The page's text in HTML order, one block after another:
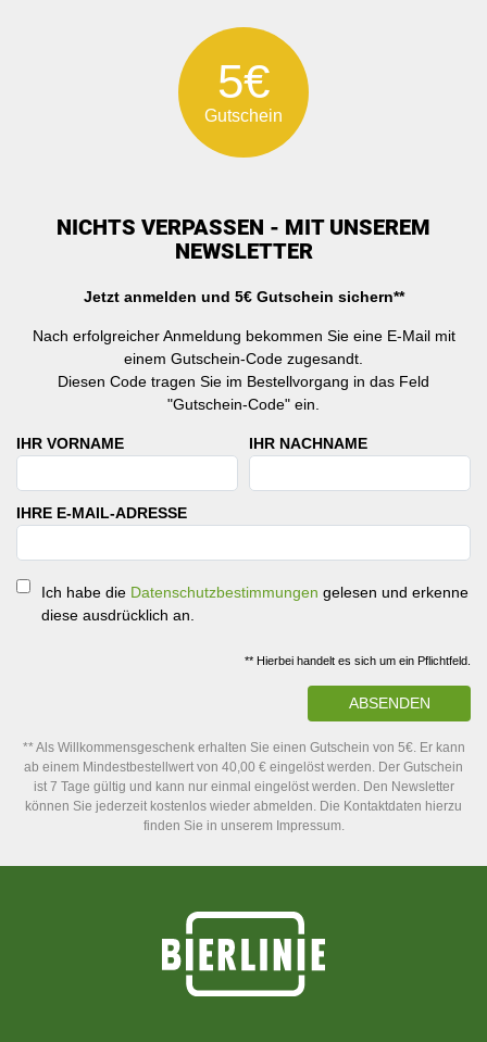
5€
Gutschein
NICHTS VERPASSEN - MIT UNSEREM
NEWSLETTER
Jetzt anmelden und 5€ Gutschein sichern**
Nach erfolgreicher Anmeldung bekommen Sie eine E-Mail mit
einem Gutschein-Code zugesandt.
Diesen Code tragen Sie im Bestellvorgang in das Feld
"Gutschein-Code" ein.
IHR VORNAME IHR NACHNAME
IHRE E-MAIL-ADRESSE
Ich habe die Datenschutzbestimmungen gelesen und erkenne
diese ausdrücklich an.
** Hierbei handelt es sich um ein Pflichtfeld.
ABSENDEN
** Als Willkommensgeschenk erhalten Sie einen Gutschein von 5€. Er kann
ab einem Mindestbestellwert von 40,00 € eingelöst werden. Der Gutschein
ist 7 Tage gültig und kann nur einmal eingelöst werden. Den Newsletter
können Sie jederzeit kostenlos wieder abmelden. Die Kontaktdaten hierzu
finden Sie in unserem Impressum.